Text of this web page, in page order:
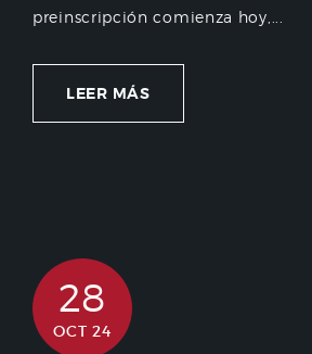
preinscripción comienza hoy,...
LEER MÁS
28
OCT 24